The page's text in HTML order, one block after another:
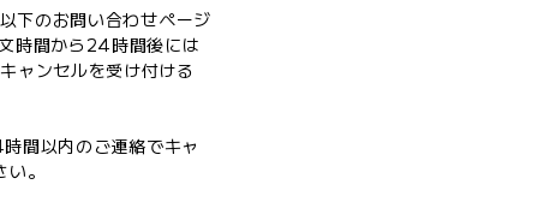
下のお問い合わせページ
時間から24時間後には
ャンセルを受け付ける
間以内のご連絡でキャ
。